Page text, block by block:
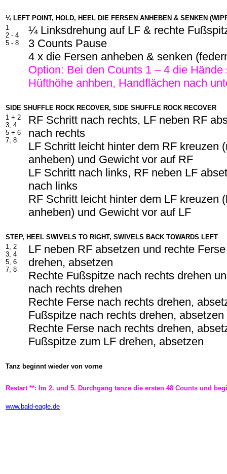
¼ LEFT POINT, HOLD, HEEL DIE FERSEN ANHEBEN & SENKEN
1
2 - 4
5 - 8
¼ Linksdrehung auf LF & rechte
3 Counts Pause
4 x die Fersen anheben & senken
Option: Bei den Counts 1 – 4 die Hände
Hüfthöhe anhben, Handflächen nach
SIDE SHUFFLE ROCK RECOVER, SIDE SHUFFLE ROCK RECOVER
1 + 2
3, 4
5 + 6
7, 8
RF Schritt nach rechts, LF neben RF
nach rechts
LF Schritt leicht hinter dem RF kreuzen
anheben) und Gewicht vor auf RF
LF Schritt nach links, RF neben LF
nach links
RF Schritt leicht hinter dem LF kreuzen
anheben) und Gewicht vor auf LF
STEP, HEEL SWIVELS TO RIGHT, SWIVELS BACK TOWARDS LEFT
1, 2
3, 4
5, 6
7, 8
LF neben RF absetzen und rechte
drehen, absetzen
Rechte Fußspitze nach rechts drehen
nach rechts drehen
Rechte Ferse nach rechts drehen,
Fußspitze nach rechts drehen, absetzen
Rechte Ferse nach rechts drehen,
Fußspitze zum LF drehen, absetzen
Tanz beginnt wieder von vorne
Restart **: Im 2. und 5. Durchgang tanze die ersten 48 Counts und
www.bald-eagle.de